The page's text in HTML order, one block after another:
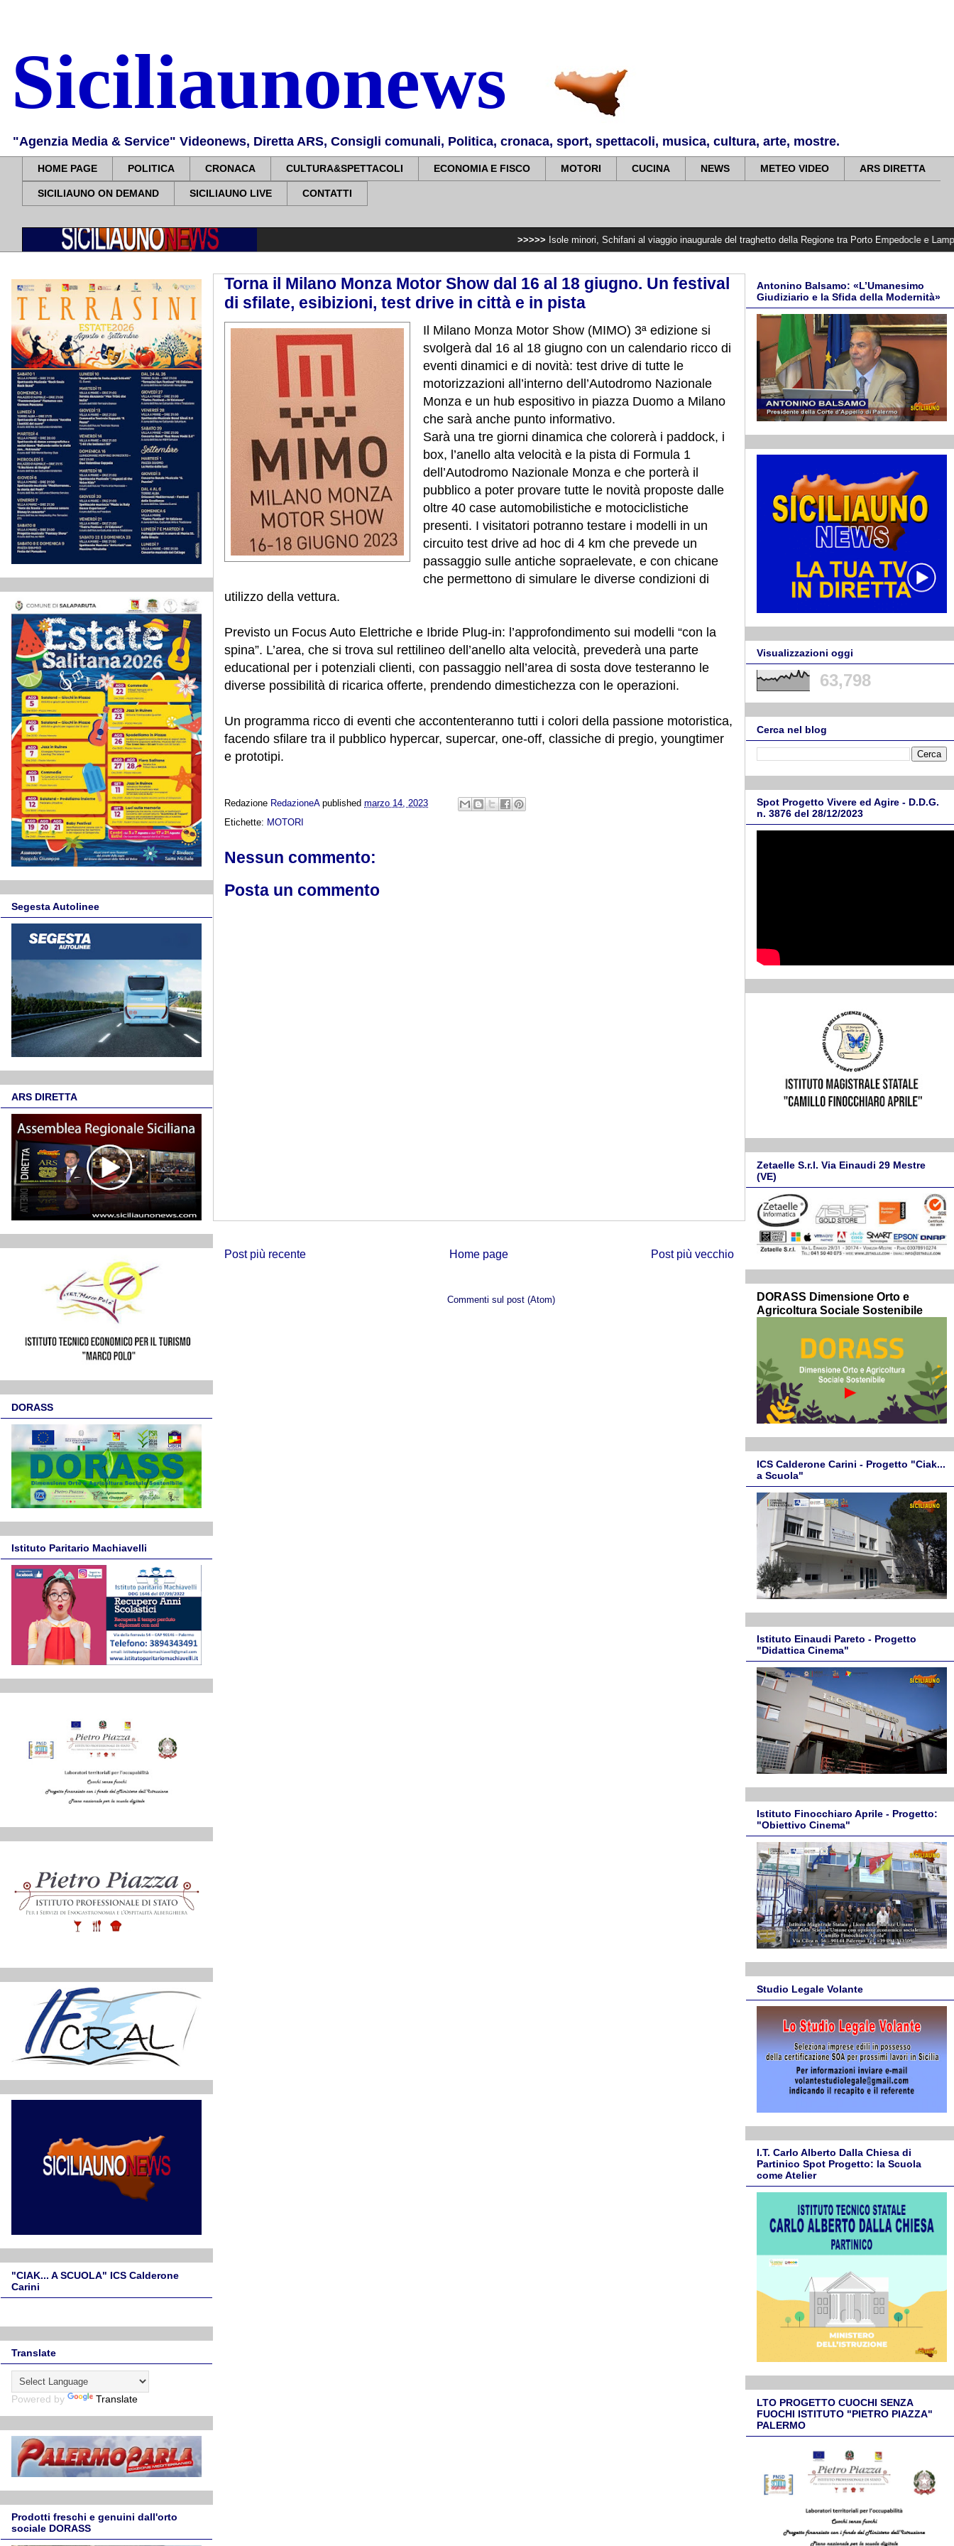
Siciliaunonews
"Agenzia Media & Service" Videonews, Diretta ARS, Consigli comunali, Politica, cronaca, sport, spettacoli, musica, cultura, arte, mostre.
HOME PAGE POLITICA CRONACA CULTURA&SPETTACOLI ECONOMIA E FISCO MOTORI CUCINA NEWS METEO VIDEO ARS DIRETTA
SICILIAUNO ON DEMAND SICILIAUNO LIVE CONTATTI
Isole minori, Schifani al viaggio inaugurale del traghetto della Regione tra Porto Empedocle e Lampedusa:
Torna il Milano Monza Motor Show dal 16 al 18 giugno. Un festival
di sfilate, esibizioni, test drive in città e in pista
Il Milano Monza Motor Show (MIMO) 3ª edizione si
svolgerà dal 16 al 18 giugno con un calendario ricco di
eventi dinamici e di novità: test drive di tutte le
motorizzazioni all’interno dell’Autodromo Nazionale
Monza e un hub espositivo in piazza Duomo a Milano
che sarà anche punto informativo.
Sarà una tre giorni dinamica che colorerà i paddock, i
box, l’anello alta velocità e la pista di Formula 1
dell’Autodromo Nazionale Monza e che porterà il
pubblico a poter provare tutte le novità proposte dalle
oltre 40 case automobilistiche e motociclistiche
presenti. I visitatori potranno testare i modelli in un
circuito test drive ad hoc di 4 km che prevede un
passaggio sulle antiche sopraelevate, e con chicane
che permettono di simulare le diverse condizioni di
utilizzo della vettura.
Previsto un Focus Auto Elettriche e Ibride Plug-in: l’approfondimento sui modelli “con la
spina”. L’area, che si trova sul rettilineo dell’anello alta velocità, prevederà una parte
educational per i potenziali clienti, con passaggio nell’area di sosta dove testeranno le
diverse possibilità di ricarica offerte, prendendo dimestichezza con le operazioni.
Un programma ricco di eventi che accontenteranno tutti i colori della passione motoristica,
facendo sfilare tra il pubblico hypercar, supercar, one-off, classiche di pregio, youngtimer
e prototipi.
Redazione RedazioneA published marzo 14, 2023
Etichette: MOTORI
Nessun commento:
Posta un commento
Post più recente Post più vecchio
Home page
Commenti sul post (Atom)
Segesta Autolinee
ARS DIRETTA
DORASS
Istituto Paritario Machiavelli
"CIAK... A SCUOLA" ICS Calderone
Carini
Translate
Powered by Translate
Prodotti freschi e genuini dall'orto
sociale DORASS
Antonino Balsamo: «L’Umanesimo
Giudiziario e la Sfida della Modernità»
Visualizzazioni oggi
63,798
Cerca nel blog
Spot Progetto Vivere ed Agire - D.D.G.
n. 3876 del 28/12/2023
Zetaelle S.r.l. Via Einaudi 29 Mestre
(VE)
DORASS Dimensione Orto e
Agricoltura Sociale Sostenibile
ICS Calderone Carini - Progetto "Ciak...
a Scuola"
Istituto Einaudi Pareto - Progetto
"Didattica Cinema"
Istituto Finocchiaro Aprile - Progetto:
"Obiettivo Cinema"
Studio Legale Volante
I.T. Carlo Alberto Dalla Chiesa di
Partinico Spot Progetto: la Scuola
come Atelier
LTO PROGETTO CUOCHI SENZA
FUOCHI ISTITUTO "PIETRO PIAZZA"
PALERMO